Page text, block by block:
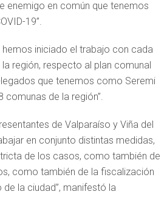
enemigo en común que tenemos
19”.
hemos iniciado el trabajo con cada
región, respecto al plan comunal
que tenemos como Seremi
comunas de la región”.
de Valparaíso y Viña del
en conjunto distintas medidas,
de los casos, como también de
como también de la fiscalización
la ciudad”, manifestó la